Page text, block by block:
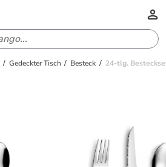
Gedeckter Tisch Besteck 24-tlg.